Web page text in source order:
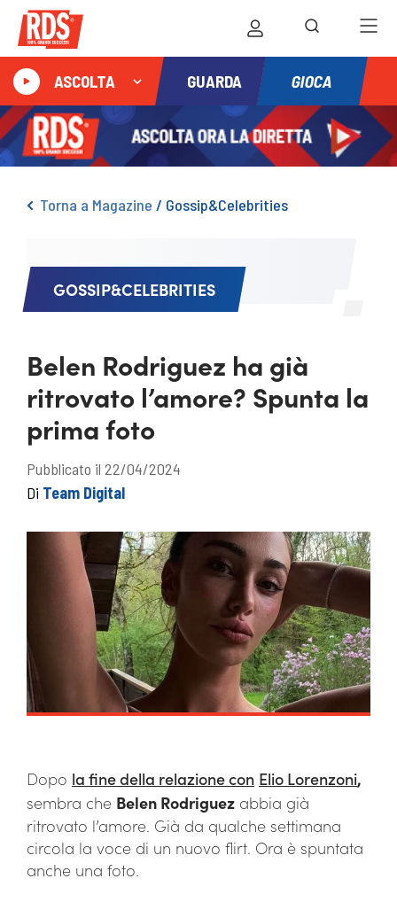
ASCOLTA GUARDA GIOCA
Torna a Magazine / Gossip&Celebrities
GOSSIP&CELEBRITIES
Belen Rodriguez ha già
ritrovato l’amore? Spunta la
prima foto
Pubblicato il 22/04/2024
Di Team Digital
Dopo la fine della relazione con Elio Lorenzoni,
sembra che Belen Rodriguez abbia già
ritrovato l’amore. Già da qualche settimana
circola la voce di un nuovo flirt. Ora è spuntata
anche una foto.